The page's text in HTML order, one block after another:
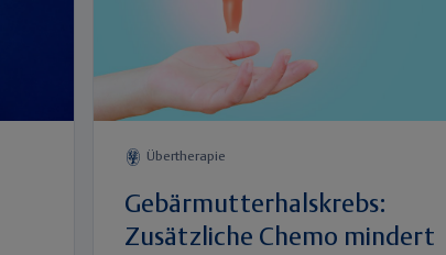
Übertherapie
Gebärmutterhalskrebs:
Zusätzliche Chemo mindert